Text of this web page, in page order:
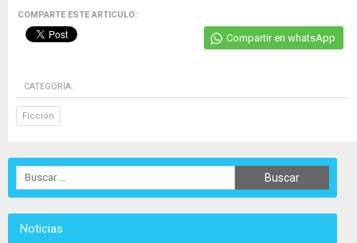
COMPARTE ESTE ARTICULO:
Compartir en whatsApp
CATEGORÍA:
Ficción
Noticias